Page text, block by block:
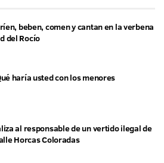
beben, comen y cantan en la verbena
del Rocío
haría usted con los menores
al responsable de un vertido ilegal de
Horcas Coloradas